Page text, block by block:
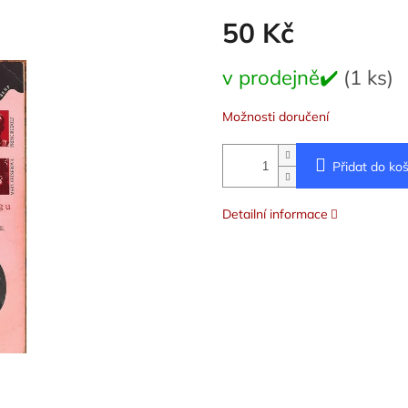
50 Kč
cena:
v prodejně✔️ (1 ks)
Možnosti doručení
Přidat do
Detailní informace